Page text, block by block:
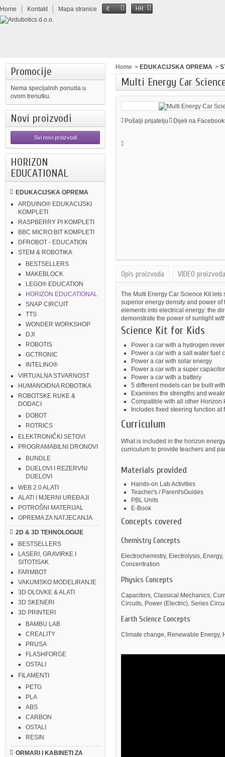
Home Kontakt Mapa stranice € HR
Promocije
Nema specijalnih ponuda u
ovom trenutku.
Novi proizvodi
Svi novi proizvodi
HORIZON
EDUCATIONAL
EDUKACIJSKA OPREMA
ARDUINO® EDUKACIJSKI
KOMPLETI
RASPBERRY PI KOMPLETI
BBC MICRO:BIT KOMPLETI
DFROBOT - EDUCATION
STEM & ROBOTIKA
BESTSELLERS
MAKEBLOCK
LEGO® EDUCATION
HORIZON EDUCATIONAL
SNAP CIRCUIT
TTS
WONDER WORKSHOP
DJI
ROBOTIS
GCTRONIC
INTELINO®
VIRTUALNA STVARNOST
HUMANOIDNA ROBOTIKA
ROBOTSKE RUKE &
DODACI
DOBOT
ROTRICS
ELEKTRONIČKI SETOVI
PROGRAMABILNI DRONOVI
BUNDLE
DIJELOVI I REZERVNI
DIJELOVI
WEB 2.0 ALATI
ALATI I MJERNI UREĐAJI
POTROŠNI MATERIJAL
OPREMA ZA NATJECANJA
2D & 3D TEHNOLOGIJE
BESTSELLERS
LASERI, GRAVIRKE I
SITOTISAK
FARMBOT
VAKUMSKO MODELIRANJE
3D OLOVKE & ALATI
3D SKENERI
3D PRINTERI
BAMBU LAB
CREALITY
PRUSA
FLASHFORGE
OSTALI
FILAMENTI
PETG
PLA
ABS
CARBON
OSTALI
RESIN
ORMARI I KABINETI ZA
Home > EDUKACIJSKA OPREMA >
Multi Energy Car
Pošalji prijatelju Dijeli na
Opis proizvoda VIDEO proizvoda
The Multi Energy Car Science Kit
superior energy density and power of
elements into electrical energy: the
demonstrate the power of sunlight
Science Kit for Kids
Power a car with a hydrogen
Power a car with a salt water fuel
Power a car with solar energy
Power a car with a super
Power a car with a battery
5 different models can be built
Examines the strengths and
Compatible with all other Horizon
Includes fixed steering function at
Curriculum
What is included in the horizon
curriculum to provide teachers and
Materials provided
Hands-on Lab Activities
Teacher's / Parent'sGuides
PBL Units
E-Book
Concepts covered
Chemistry Concepts
Electrochemistry, Electrolysis,
Concentration
Physics Concepts
Capacitors, Classical Mechanics,
Circuits, Power (Electric), Series
Earth Science Concepts
Climate change, Renewable Energy,